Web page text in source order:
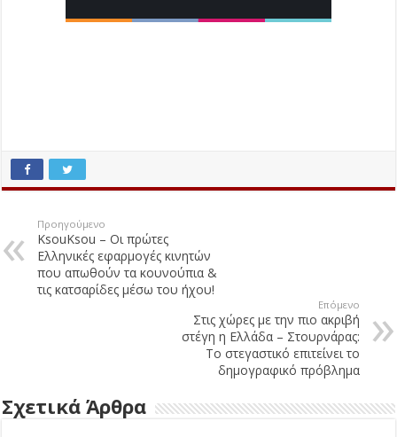
Προηγούμενο
KsouKsou – Οι πρώτες
Ελληνικές εφαρμογές κινητών
που απωθούν τα κουνούπια &
τις κατσαρίδες μέσω του ήχου!
Επόμενο
Στις χώρες με την πιο ακριβή
στέγη η Ελλάδα – Στουρνάρας:
Το στεγαστικό επιτείνει το
δημογραφικό πρόβλημα
Σχετικά Άρθρα